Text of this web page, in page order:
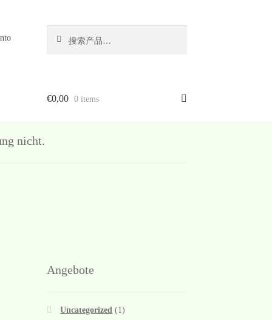
索：
€0,00 0 items
nicht.
Angebote
Uncategorized (1)